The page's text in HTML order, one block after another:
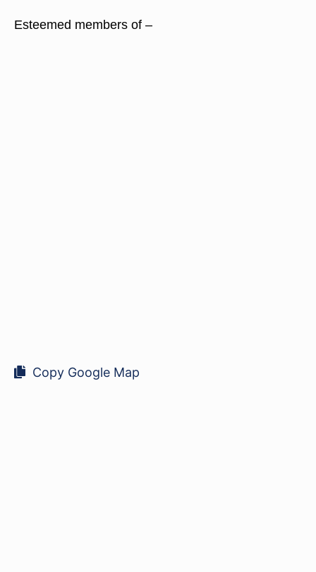
Esteemed members of –
Copy Google Map